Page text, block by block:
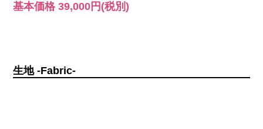
基本価格39,000円 (税別)
生地 -Fabric-